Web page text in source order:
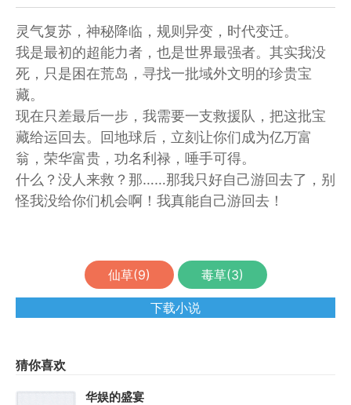
灵气复苏，神秘降临，规则异变，时代变迁。
我是最初的超能力者，也是世界最强者。其实我没
死，只是困在荒岛，寻找一批域外文明的珍贵宝
藏。
现在只差最后一步，我需要一支救援队，把这批宝
藏给运回去。回地球后，立刻让你们成为亿万富
翁，荣华富贵，功名利禄，唾手可得。
什么？没人来救？那……那我只好自己游回去了，别
怪我没给你们机会啊！我真能自己游回去！
仙草(9) 毒草(3)
下载小说
猜你喜欢
华娱的盛宴